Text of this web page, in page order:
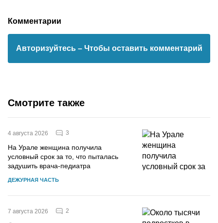
Комментарии
Авторизуйтесь – Чтобы оставить комментарий
Смотрите также
4 августа 2026 3
На Урале женщина получила
условный срок за то, что пыталась
задушить врача-педиатра
ДЕЖУРНАЯ ЧАСТЬ
7 августа 2026 2